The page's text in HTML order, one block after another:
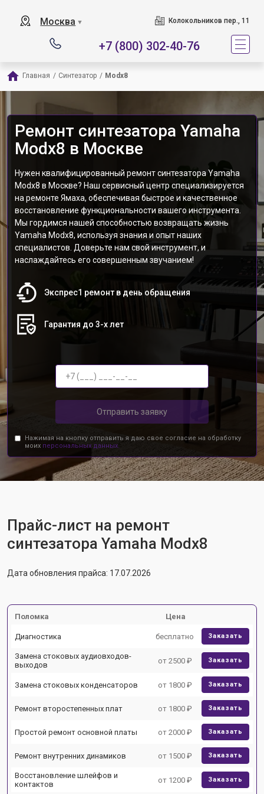
Москва ▼ Колокольников пер., 11
+7 (800) 302-40-76
Главная / Синтезатор / Modx8
Ремонт синтезатора Yamaha
Modx8 в Москве
Нужен квалифицированный ремонт синтезатора Yamaha
Modx8 в Москве? Наш сервисный центр специализируется
на ремонте Ямаха, обеспечивая быстрое и качественное
восстановление функциональности вашего инструмента.
Мы гордимся нашей способностью возвращать жизнь
Yamaha Modx8, используя знания и опыт наших
специалистов. Доверьте нам свой инструмент, и
наслаждайтесь его совершенным звучанием!
Экспрес1 ремонт в день обращения
Гарантия до 3-х лет
Отправить заявку
Нажимая на кнопку отправить я даю свое согласие на обработку
моих персональных данных.
Прайс-лист на ремонт
синтезатора Yamaha Modx8
Дата обновления прайса: 17.07.2026
Поломка Цена
Диагностика бесплатно Заказать
Замена стоковых аудиовходов-
выходов
от 2500 ₽ Заказать
Замена стоковых конденсаторов от 1800 ₽ Заказать
Ремонт второстепенных плат от 1800 ₽ Заказать
Простой ремонт основной платы от 2000 ₽ Заказать
Ремонт внутренних динамиков от 1500 ₽ Заказать
Восстановление шлейфов и
контактов
от 1200 ₽ Заказать